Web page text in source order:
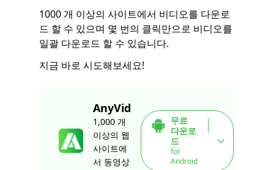
1000 개 이상의 사이트에서 비디오를 다운로
드 할 수 있으며 몇 번의 클릭만으로 비디오를
일괄 다운로드 할 수 있습니다.
지금 바로 시도해보세요!
AnyVid
1,000 개
이상의 웹
사이트에
서 동영상
무료
다운로
드
for
Android